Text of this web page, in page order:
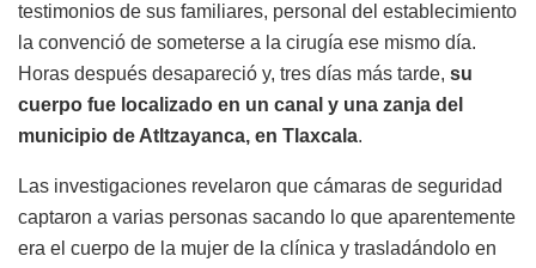
testimonios de sus familiares, personal del establecimiento
la convenció de someterse a la cirugía ese mismo día.
Horas después desapareció y, tres días más tarde, su
cuerpo fue localizado en un canal y una zanja del
municipio de Atltzayanca, en Tlaxcala.
Las investigaciones revelaron que cámaras de seguridad
captaron a varias personas sacando lo que aparentemente
era el cuerpo de la mujer de la clínica y trasladándolo en